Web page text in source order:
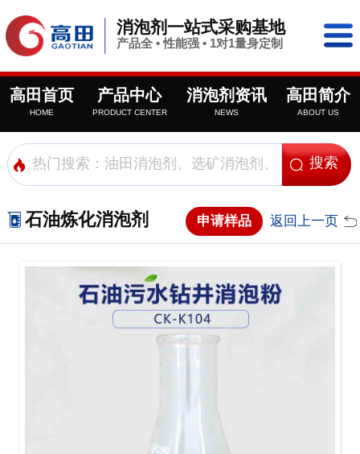
消泡剂一站式采购基地
产品全 • 性能强 • 1对1量身定制
高田首页
HOME
产品中心
PRODUCT CENTER
消泡剂资讯
NEWS
高田简介
ABOUT US
石油炼化消泡剂 申请样品 返回上一页